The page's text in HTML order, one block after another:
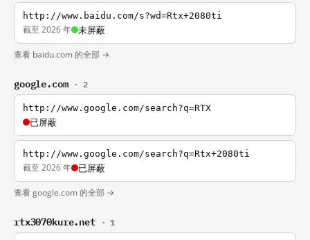
http://www.baidu.com/s?wd=Rtx+2080ti
截至 2026 年 未屏蔽
查看 baidu.com 的全部 →
google.com · 2
http://www.google.com/search?q=RTX
已屏蔽
http://www.google.com/search?q=Rtx+2080ti
截至 2026 年 已屏蔽
查看 google.com 的全部 →
rtx3070kure.net · 1